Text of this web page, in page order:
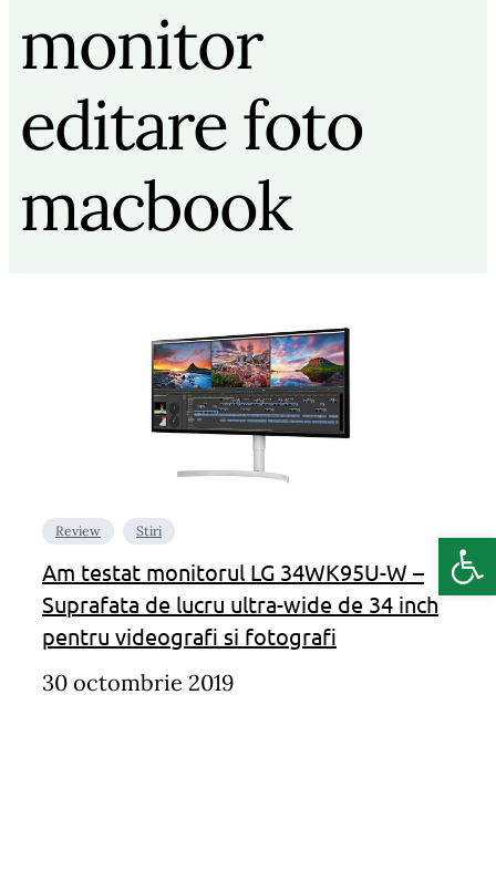
monitor
editare foto
macbook
Review Stiri
Am testat monitorul LG 34WK95U-W –
Suprafata de lucru ultra-wide de 34 inch
pentru videografi si fotografi
30 octombrie 2019